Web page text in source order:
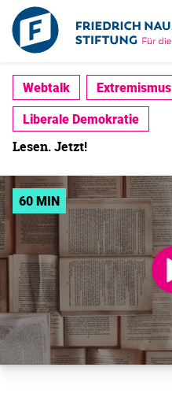
Webtalk Extremismus
Liberale Demokratie
Lesen. Jetzt!
60 MIN